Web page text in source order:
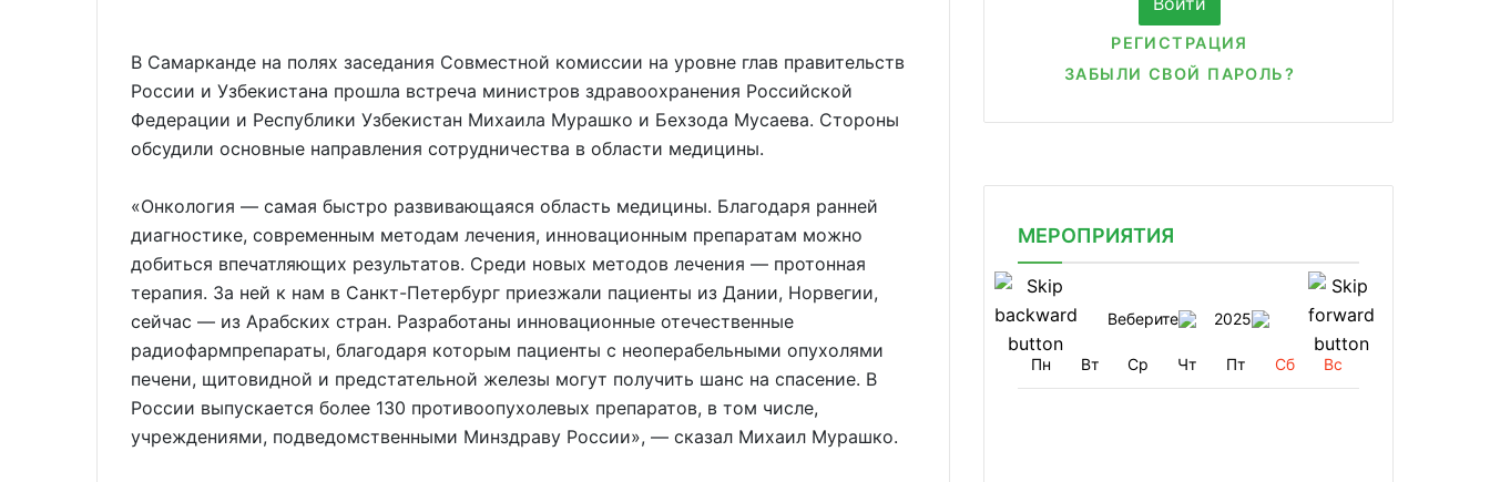
В Самарканде на полях заседания Совместной комиссии на уровне глав правительств
России и Узбекистана прошла встреча министров здравоохранения Российской
Федерации и Республики Узбекистан Михаила Мурашко и Бехзода Мусаева. Стороны
обсудили основные направления сотрудничества в области медицины.
«Онкология — самая быстро развивающаяся область медицины. Благодаря ранней
диагностике, современным методам лечения, инновационным препаратам можно
добиться впечатляющих результатов. Среди новых методов лечения — протонная
терапия. За ней к нам в Санкт-Петербург приезжали пациенты из Дании, Норвегии,
сейчас — из Арабских стран. Разработаны инновационные отечественные
радиофармпрепараты, благодаря которым пациенты с неоперабельными опухолями
печени, щитовидной и предстательной железы могут получить шанс на спасение. В
России выпускается более 130 противоопухолевых препаратов, в том числе,
учреждениями, подведомственными Минздраву России», — сказал Михаил Мурашко.
РЕГИСТРАЦИЯ
ЗАБЫЛИ СВОЙ ПАРОЛЬ?
МЕРОПРИЯТИЯ
Веберите 2025
Пн Вт Ср Чт Пт Сб Вс